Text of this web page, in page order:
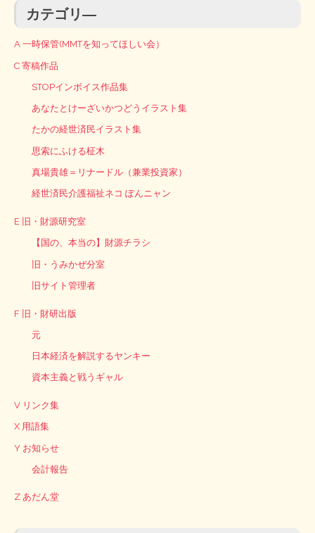
カテゴリ―
A 一時保管(MMTを知ってほしい会）
C 寄稿作品
STOPインボイス作品集
あなたとけーざいかつどうイラスト集
たかの経世済民イラスト集
思索にふける柾木
真場貴雄＝リナードル（兼業投資家）
経世済民介護福祉ネコ ぽんニャン
E 旧・財源研究室
【国の、本当の】財源チラシ
旧・うみかぜ分室
旧サイト管理者
F 旧・財研出版
元
日本経済を解説するヤンキー
資本主義と戦うギャル
V リンク集
X 用語集
Y お知らせ
会計報告
Z あだん堂